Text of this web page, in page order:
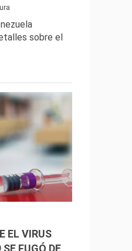
sobre el
EL VIRUS